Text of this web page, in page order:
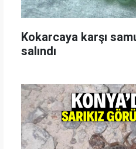
Kokarcaya karşı
salındı